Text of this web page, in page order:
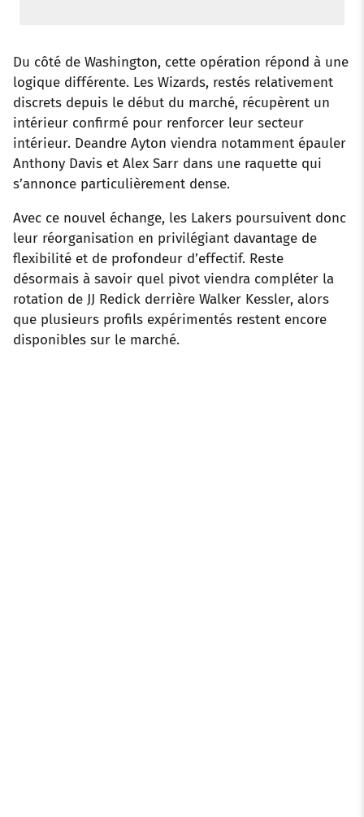
Du côté de Washington, cette opération répond à une
logique différente. Les Wizards, restés relativement
discrets depuis le début du marché, récupèrent un
intérieur confirmé pour renforcer leur secteur
intérieur. Deandre Ayton viendra notamment épauler
Anthony Davis et Alex Sarr dans une raquette qui
s’annonce particulièrement dense.
Avec ce nouvel échange, les Lakers poursuivent donc
leur réorganisation en privilégiant davantage de
flexibilité et de profondeur d’effectif. Reste
désormais à savoir quel pivot viendra compléter la
rotation de JJ Redick derrière Walker Kessler, alors
que plusieurs profils expérimentés restent encore
disponibles sur le marché.